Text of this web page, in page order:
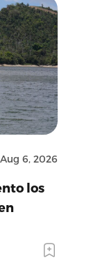
Aug 6, 2026
los